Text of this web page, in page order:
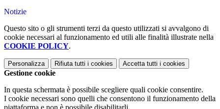
Notizie
Questo sito o gli strumenti terzi da questo utilizzati si avvalgono di
cookie necessari al funzionamento ed utili alle finalità illustrate nella
COOKIE POLICY.
Personalizza Rifiuta tutti i cookies Accetta tutti i cookies
Gestione cookie
In questa schermata è possibile scegliere quali cookie consentire.
I cookie necessari sono quelli che consentono il funzionamento della